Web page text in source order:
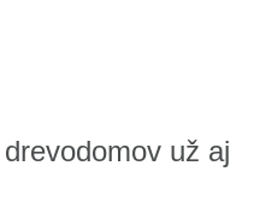
už aj